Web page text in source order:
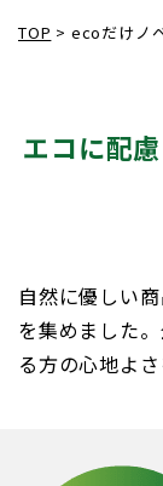
TOP > ecoだけノ
エコに配
自然に優しい
を集めました
る方の心地よ